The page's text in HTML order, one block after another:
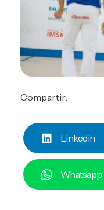
Compartir:
Linkedin
Whatsapp